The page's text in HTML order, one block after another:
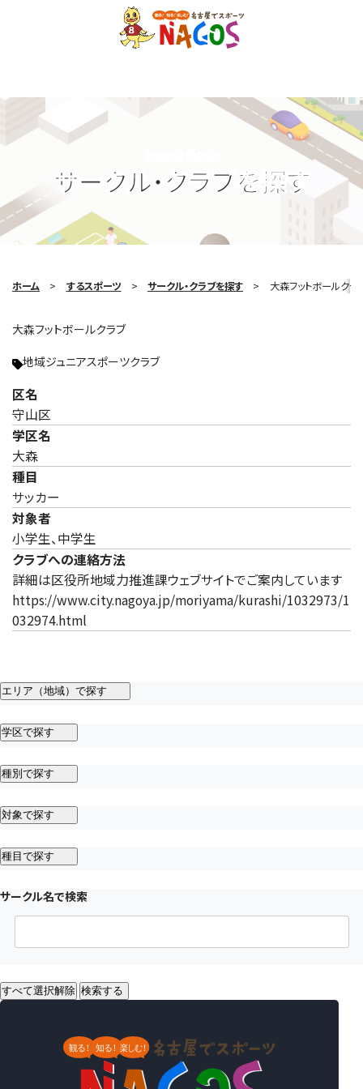
サークル・クラブを探す
Search Circle
ホーム するスポーツ サークル・クラブを探す 大森フットボールクラ
大森フットボールクラブ
地域ジュニアスポーツクラブ
区名
守山区
学区名
大森
種目
サッカー
対象者
小学生、中学生
クラブへの連絡方法
詳細は区役所地域力推進課ウェブサイトでご案内しています
https://www.city.nagoya.jp/moriyama/kurashi/1032973/1
032974.html
エリア（地域）で探す
学区で探す
種別で探す
対象で探す
種目で探す
サークル名で検索
すべて選択解除 検索する